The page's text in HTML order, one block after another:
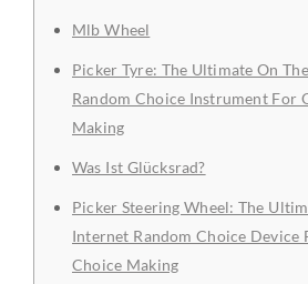
Mlb Wheel
Picker Tyre: The Ultimate On
Random Choice Instrument For
Making
Was Ist Glücksrad?
Picker Steering Wheel: The
Internet Random Choice Device
Choice Making